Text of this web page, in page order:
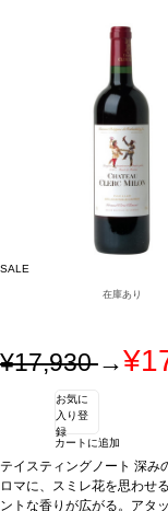
ベルネ・ソーヴィニヨン、
HVE3認証
ス、胡椒、フルーティーな
フィニッシュは持続し、素
ントロールされたパワーを
ベルネ・ソーヴィニヨン、
HVE3認証
SALE
在庫あり
¥17,930→
お気に
入り登
録
カートに追加
テイスティングノート 深み
ロマに、スミレ花を思わせ
ントな香りが広がる。アタ